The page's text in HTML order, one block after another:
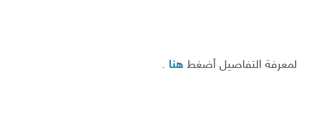
لمعرفة التفاصيل أضغط هنا .